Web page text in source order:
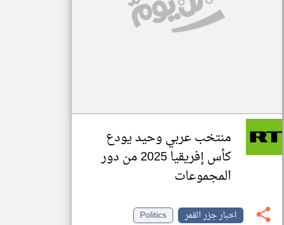
منتخب عربي وحيد يودع
كأس إفريقيا 2025 من دور
المجموعات
اخبار جزر القمر
Politics